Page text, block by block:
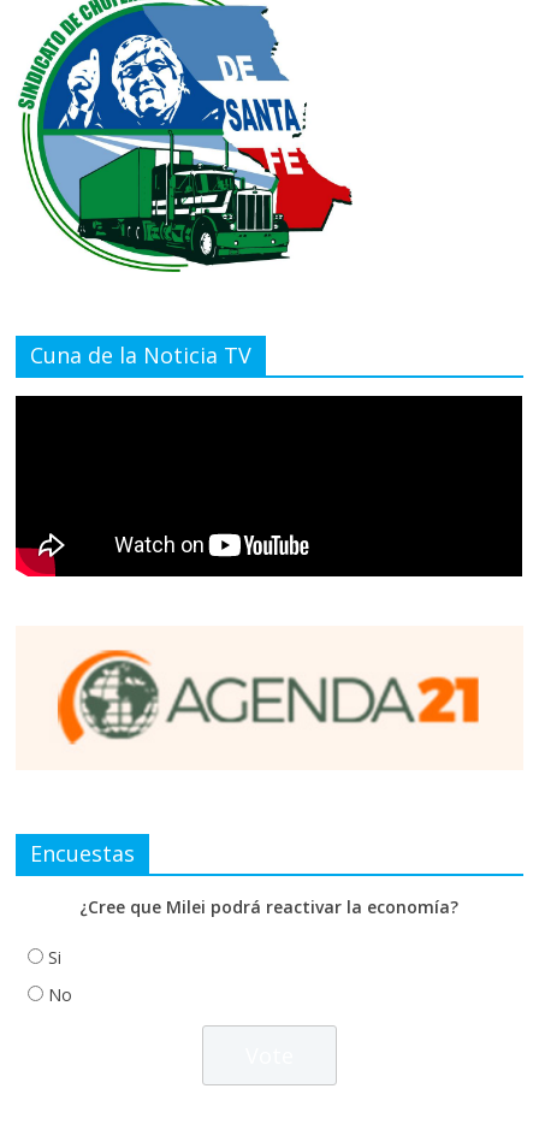
Cuna de la Noticia TV
Encuestas
¿Cree que Milei podrá reactivar la economía?
Si
No